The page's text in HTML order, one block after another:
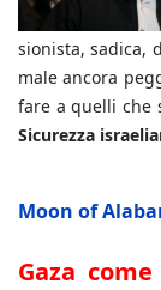
sionista, sadica,
male ancora
fare a quelli che
Sicurezza
Moon of
Gaza